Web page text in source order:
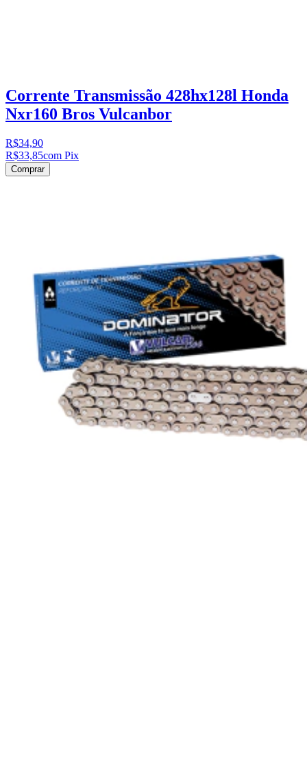
Corrente Transmissão 428hx128l Honda
Nxr160 Bros Vulcanbor
R$34,90
R$33,85com Pix
Comprar